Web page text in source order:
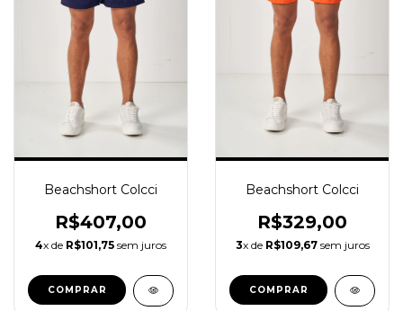
Beachshort Colcci
R$407,00
4x de R$101,75 sem juros
COMPRAR
Beachshort Colcci
R$329,00
3x de R$109,67sem juros
COMPRAR